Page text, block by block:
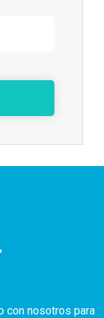
con nosotros para